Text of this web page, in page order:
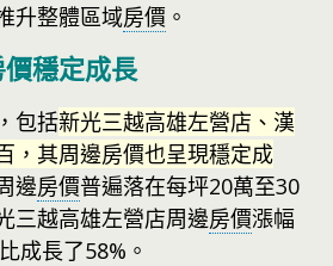
升整體區域房價 。
穩定成長
包括新光三越高雄左營店、漢
，其周邊房價也呈現穩定成
邊房價普遍落在每坪20萬至30
三越高雄左營店周邊房價漲幅
成長了58%。